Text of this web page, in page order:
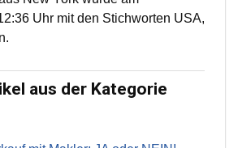
Uhr mit den Stichworten USA,
aus der Kategorie